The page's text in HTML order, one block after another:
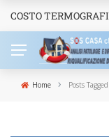
NEWS
COSTO
Home › Posts